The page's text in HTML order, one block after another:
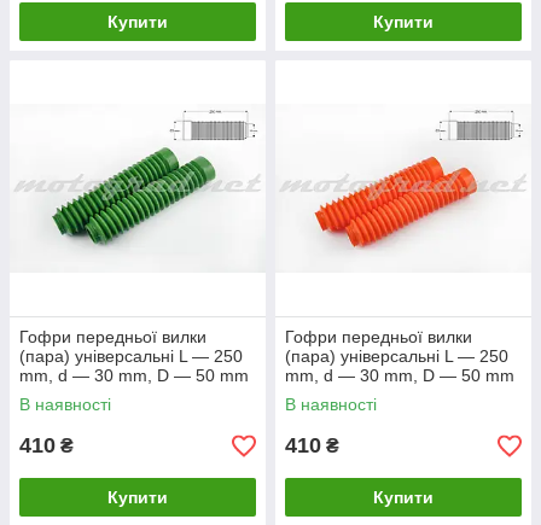
Купити Купити
Гофри передньої вилки
(пара) універсальні L — 250
mm, d — 30 mm, D — 50 mm
(зелені) MZK
В наявності
410 ₴
Купити
Гофри передньої вилки
(пара) універсальні L — 250
mm, d — 30 mm, D — 50 mm
(жовтогарячі) MZK
В наявності
410 ₴
Купити